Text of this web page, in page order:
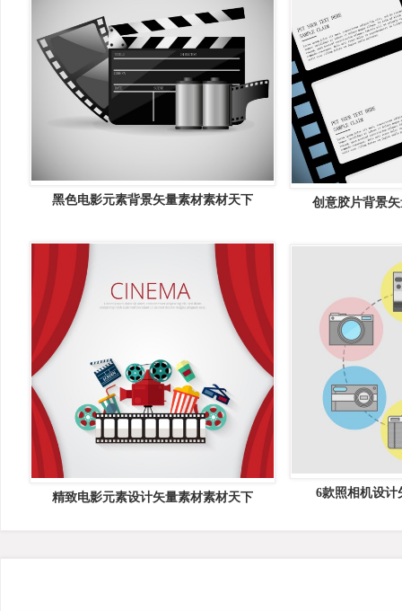
黑色电影元素背景矢量素材素材天下 创意胶片背景
精致电影元素设计矢量素材素材天下 6款照相机设计